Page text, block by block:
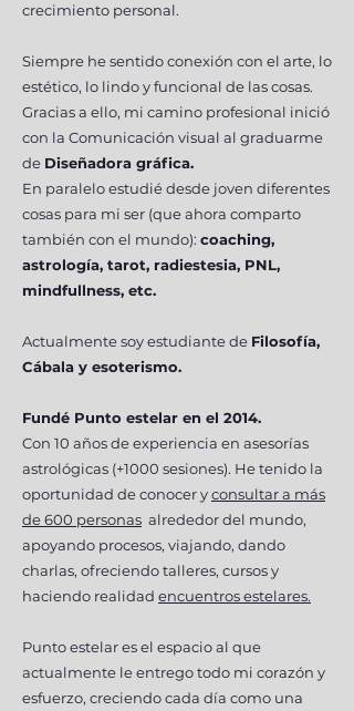
crecimiento personal.
Siempre he sentido conexión con el arte, lo
estético, lo lindo y funcional de las cosas.
Gracias a ello, mi camino profesional inició
con la Comunicación visual al graduarme
de Diseñadora gráfica.
En paralelo estudié desde joven diferentes
cosas para mi ser (que ahora comparto
también con el mundo): coaching,
astrología, tarot, radiestesia, PNL,
mindfullness, etc.
Actualmente soy estudiante de Filosofía,
Cábala y esoterismo.
Fundé Punto estelar en el 2014.
Con 10 años de experiencia en asesorías
astrológicas (+1000 sesiones). He tenido la
oportunidad de conocer yconsultar a más
de 600 personas alrededor del mundo,
apoyando procesos, viajando, dando
charlas, ofreciendo talleres, cursos y
haciendo realidad encuentros estelares.
Punto estelar es el espacio al que
actualmente le entrego todo mi corazón y
esfuerzo, creciendo cada día como una